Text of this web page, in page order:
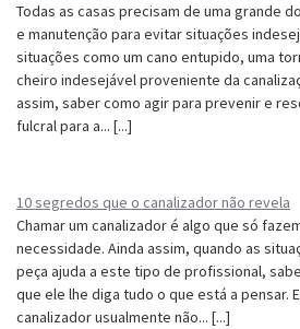
Todas as casas precisam de uma grande
e manutenção para evitar situações
situações como um cano entupido, uma
cheiro indesejável proveniente da
assim, saber como agir para prevenir e
fulcral para a... [...]
10 segredos que o canalizador não revela
Chamar um canalizador é algo que só
necessidade. Ainda assim, quando as
peça ajuda a este tipo de profissional,
que ele lhe diga tudo o que está a pensar.
canalizador usualmente não... [...]